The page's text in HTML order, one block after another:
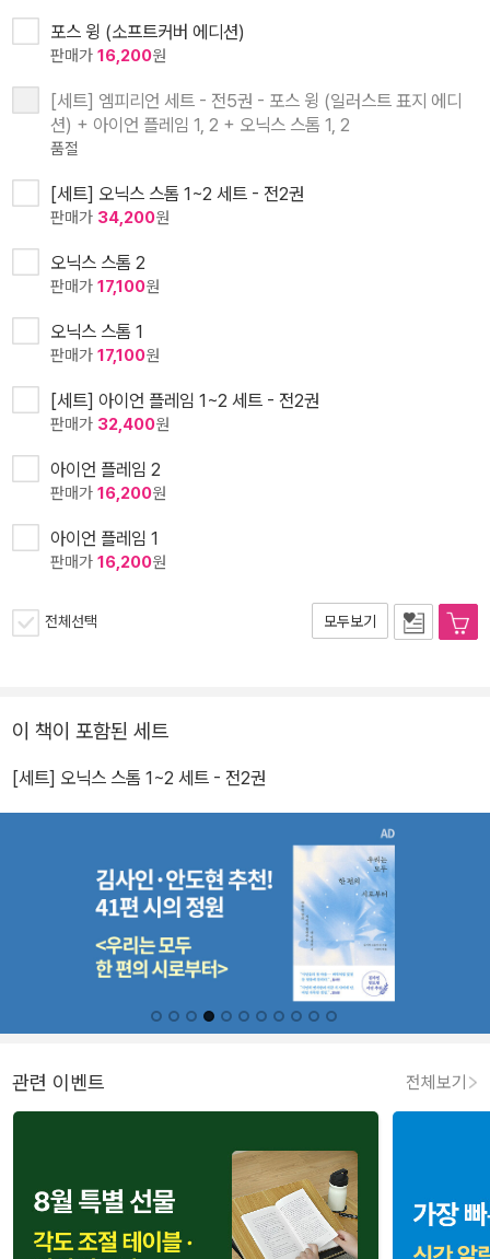
포스 윙 (소프트커버 에디션)
판매가 16,200원
[세트] 엠피리언 세트 - 전5권 - 포스 윙 (일러스트 표지 에디
션) + 아이언 플레임 1, 2 + 오닉스 스톰 1, 2
품절
[세트] 오닉스 스톰 1~2 세트 - 전2권
판매가 34,200원
오닉스 스톰 2
판매가 17,100원
오닉스 스톰 1
판매가 17,100원
[세트] 아이언 플레임 1~2 세트 - 전2권
판매가 32,400원
아이언 플레임 2
판매가 16,200원
아이언 플레임 1
판매가 16,200원
전체선택 모두보기
이 책이 포함된 세트
[세트] 오닉스 스톰 1~2 세트 - 전2권
관련 이벤트 전체보기